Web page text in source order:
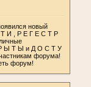
новый
Т И , Р Е Г Е С Т Р
Р Ы Т Ы и Д О С Т У
форума!
форум!